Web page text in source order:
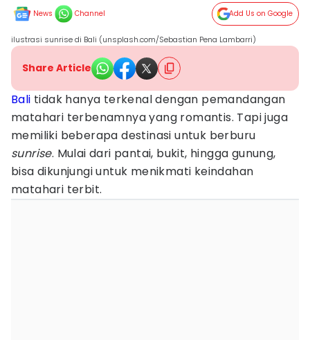
News Channel Add Us on Google
ilustrasi sunrise di Bali (unsplash.com/Sebastian Pena Lambarri)
Share Article
Bali tidak hanya terkenal dengan pemandangan
matahari terbenamnya yang romantis. Tapi juga
memiliki beberapa destinasi untuk berburu
sunrise. Mulai dari pantai, bukit, hingga gunung,
bisa dikunjungi untuk menikmati keindahan
matahari terbit.